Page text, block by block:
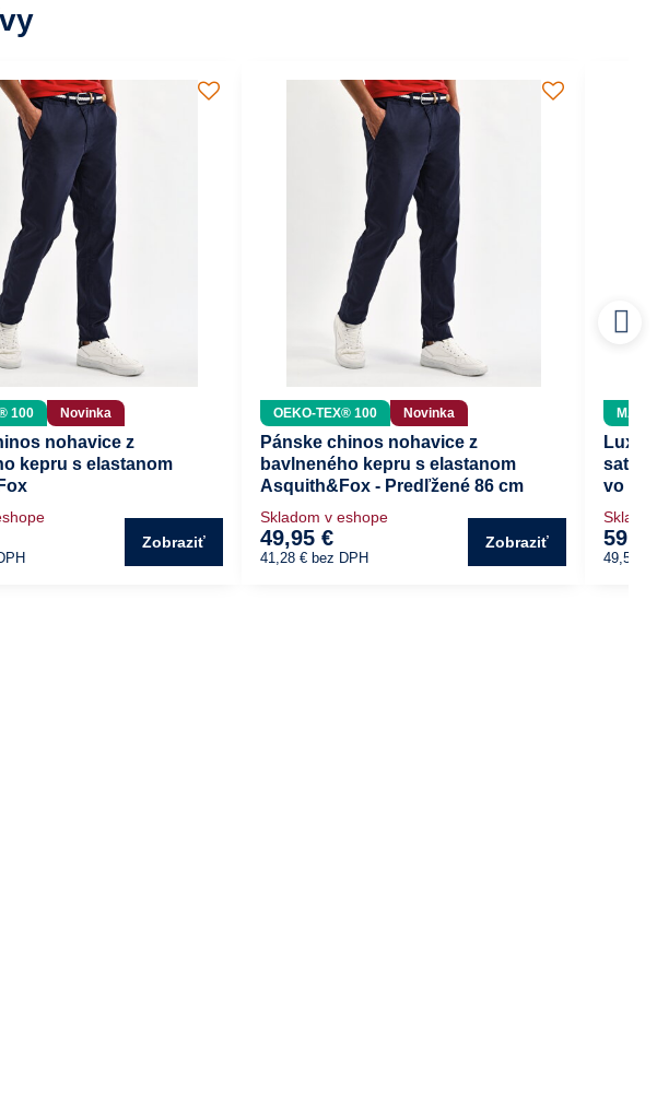
100 Novinka
nohavice z
kepru s elastanom
Zobraziť
OEKO-TEX® 100 Novinka
Pánske chinos nohavice z
bavlneného kepru s elastanom
Asquith&Fox - Predľžené 86 cm
Skladom v eshope
49,95 €
41,28 €bez DPH
Zobraziť
vo
49,55 €